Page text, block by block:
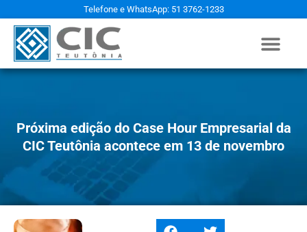
Telefone e WhatsApp: 51 3762-1233
Próxima edição do Case Hour Empresarial da
CIC Teutônia acontece em 13 de novembro